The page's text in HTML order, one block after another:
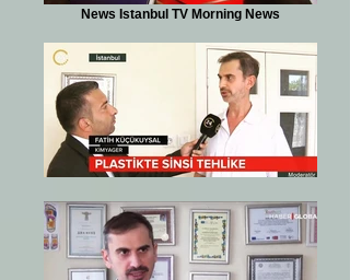
News Istanbul TV Morning News